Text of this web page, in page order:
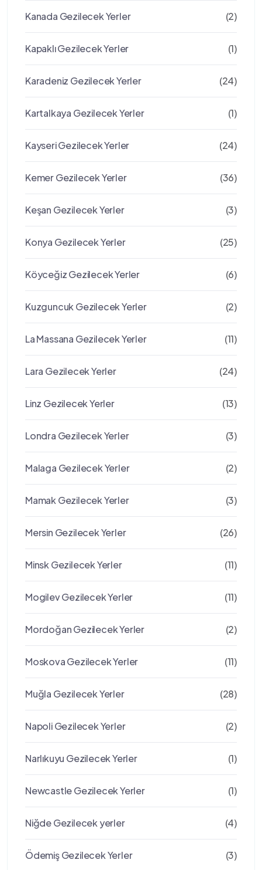
Kanada Gezilecek Yerler (2)
Kapaklı Gezilecek Yerler (1)
Karadeniz Gezilecek Yerler (24)
Kartalkaya Gezilecek Yerler (1)
Kayseri Gezilecek Yerler (24)
Kemer Gezilecek Yerler (36)
Keşan Gezilecek Yerler (3)
Konya Gezilecek Yerler (25)
Köyceğiz Gezilecek Yerler (6)
Kuzguncuk Gezilecek Yerler (2)
La Massana Gezilecek Yerler (11)
Lara Gezilecek Yerler (24)
Linz Gezilecek Yerler (13)
Londra Gezilecek Yerler (3)
Malaga Gezilecek Yerler (2)
Mamak Gezilecek Yerler (3)
Mersin Gezilecek Yerler (26)
Minsk Gezilecek Yerler (11)
Mogilev Gezilecek Yerler (11)
Mordoğan Gezilecek Yerler (2)
Moskova Gezilecek Yerler (11)
Muğla Gezilecek Yerler (28)
Napoli Gezilecek Yerler (2)
Narlıkuyu Gezilecek Yerler (1)
Newcastle Gezilecek Yerler (1)
Niğde Gezilecek yerler (4)
Ödemiş Gezilecek Yerler (3)